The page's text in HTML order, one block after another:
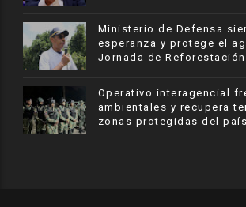
Ministerio de Defensa
esperanza y protege el
Jornada de
Operativo interagencial
ambientales y recupera
zonas protegidas del país